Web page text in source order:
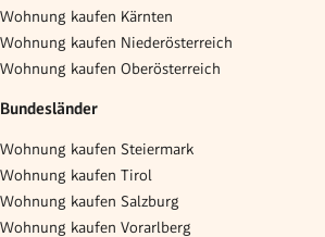
Wohnung kaufen Kärnten
Wohnung kaufen Niederösterreich
Wohnung kaufen Oberösterreich
Bundesländer
Wohnung kaufen Steiermark
Wohnung kaufen Tirol
Wohnung kaufen Salzburg
Wohnung kaufen Vorarlberg